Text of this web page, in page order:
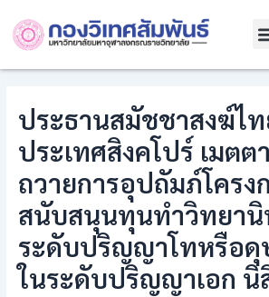
content
ประธานสมัชชาสงฆ์ไ
ประเทศสิงคโปร์ เมต
ถวายการอุปถัมภ์โครง
สนับสนุนทุนทำวิทยา
ระดับปริญญาโทหรือ
ในระดับปริญญาเอก นิ
navigation